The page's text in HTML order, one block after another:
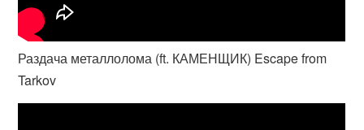
Раздача металлолома (ft. КАМЕНЩИК) Escape from
Tarkov